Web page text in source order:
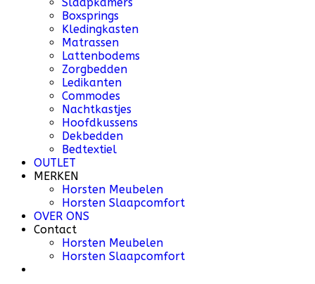
Boxsprings
Kledingkasten
Matrassen
Lattenbodems
Zorgbedden
Ledikanten
Commodes
Nachtkastjes
Hoofdkussens
Dekbedden
Bedtextiel
OUTLET
MERKEN
Horsten Meubelen
Horsten Slaapcomfort
OVER ONS
Contact
Horsten Meubelen
Horsten Slaapcomfort